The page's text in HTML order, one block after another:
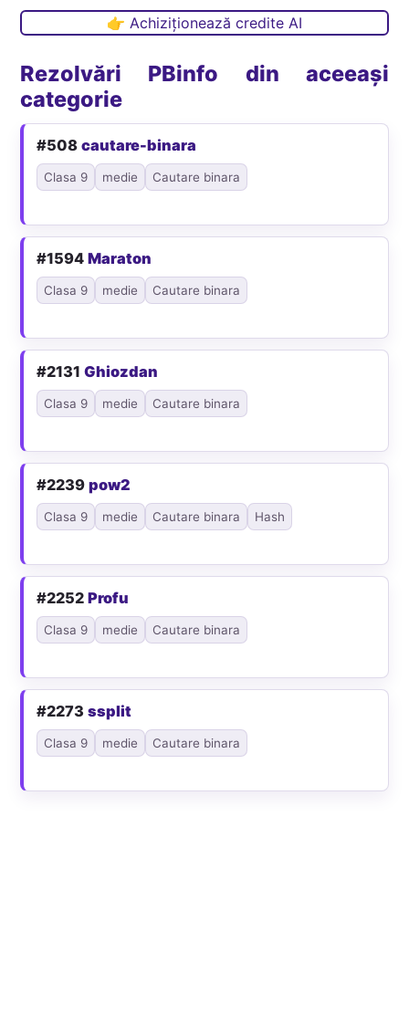
👉 Achiziționează credite AI
Rezolvări PBinfo din aceeași
categorie
#508cautare-binara
Clasa 9 medie Cautare binara
#1594Maraton
Clasa 9 medie Cautare binara
#2131Ghiozdan
Clasa 9 medie Cautare binara
#2239pow2
Clasa 9 medie Cautare binara Hash
#2252Profu
Clasa 9 medie Cautare binara
#2273ssplit
Clasa 9 medie Cautare binara